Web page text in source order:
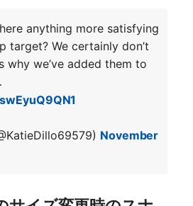
anything more satisfying
target? We certainly don’t
why we’ve added them to
November